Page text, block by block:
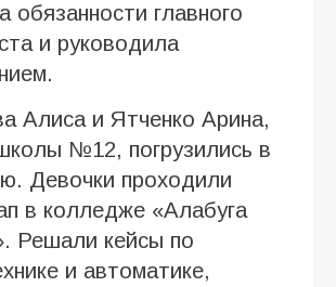
обязанности главного
и руководила
Алиса и Ятченко Арина,
№12, погрузились в
Девочки проходили
в колледже «Алабуга
Решали кейсы по
и автоматике,